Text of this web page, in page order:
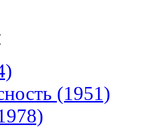
(1951)